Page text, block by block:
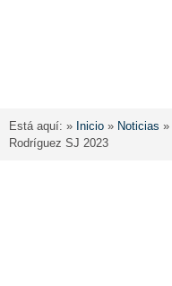
Está aquí: » Inicio » Noticias »
Rodríguez SJ 2023